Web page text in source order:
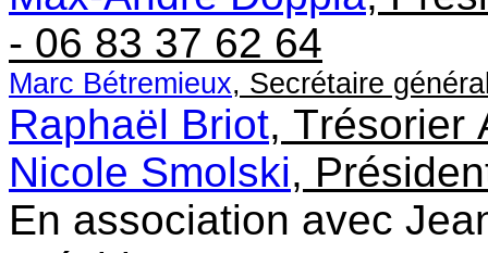
- 06 83 37 62 64
Marc Bétremieux, Secrétaire
Raphaël Briot, Trésorier
Nicole Smolski,
En association avec